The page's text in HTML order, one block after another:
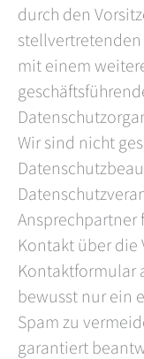
durch den
mit einem
Wir sind nicht
Ansprechpartner
Kontakt über die
Kontaktformular
bewusst nur ein
Spam zu
garantiert